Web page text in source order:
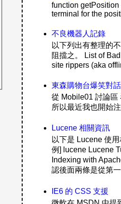
function
terminal for the
不良機器人記錄
以下列出有整理的
阻擋之。 List of
site rippers (aka
東森購物台爆笑對話
從 Mobile01 討論
所以最近我也開始
Lucene 相關資訊
以下是 Lucene 使
例] lucene Lucene
Indexing with
認後面兩條是從第
IE6 的 CSS 支援